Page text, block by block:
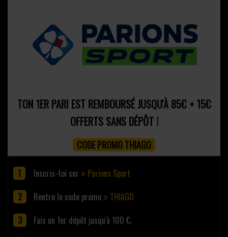
TON 1ER PARI EST REMBOURSÉ JUSQU'À 85€ + 15€
OFFERTS SANS DÉPÔT !
CODE PROMO THIAGO
Inscris-toi sur
Parions Sport
Rentre le code promo
THIAGO
Fais un 1er dépôt jusqu'à 100 €.